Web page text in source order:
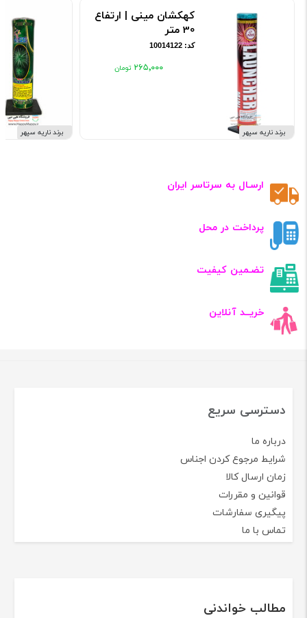
برند ناریه سپهر
کهکشان مینی | ارتفاع
30 متر
کد: 10014122
۲۶۵٬۰۰۰
برند ناریه سپهر
ارسـال به سرتاسر ایران
پرداخت در محل
تضـمین کیفیت
خریــد آنلاین
دسترسی سریع
درباره ما
شرایط مرجوع کردن اجناس
زمان ارسال کالا
قوانین و مقررات
پیگیری سفارشات
تماس با ما
مطالب خواندنی